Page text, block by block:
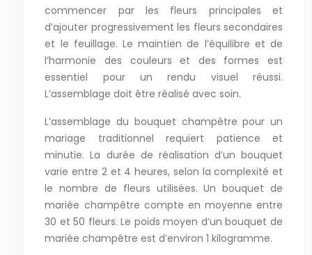
commencer par les fleurs principales et
d’ajouter progressivement les fleurs secondaires
et le feuillage. Le maintien de l’équilibre et de
l’harmonie des couleurs et des formes est
essentiel pour un rendu visuel réussi.
L’assemblage doit être réalisé avec soin.
L’assemblage du bouquet champêtre pour un
mariage traditionnel requiert patience et
minutie. La durée de réalisation d’un bouquet
varie entre 2 et 4 heures, selon la complexité et
le nombre de fleurs utilisées. Un bouquet de
mariée champêtre compte en moyenne entre
30 et 50 fleurs. Le poids moyen d’un bouquet de
mariée champêtre est d’environ 1 kilogramme.